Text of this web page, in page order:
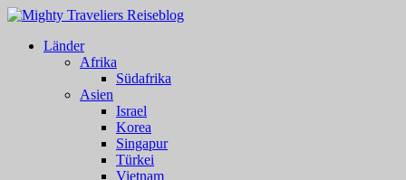
Länder
Afrika
Südafrika
Asien
Israel
Korea
Singapur
Türkei
Vietnam